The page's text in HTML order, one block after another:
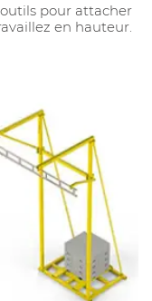
pour attacher
en hauteur.